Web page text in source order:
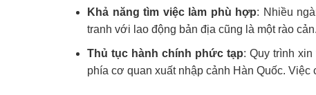
Khả năng tìm việc làm phù hợp: Nhiều
tranh với lao động bản địa cũng là một rào cản.
Thủ tục hành chính phức tạp: Quy trình
phía cơ quan xuất nhập cảnh Hàn Quốc.